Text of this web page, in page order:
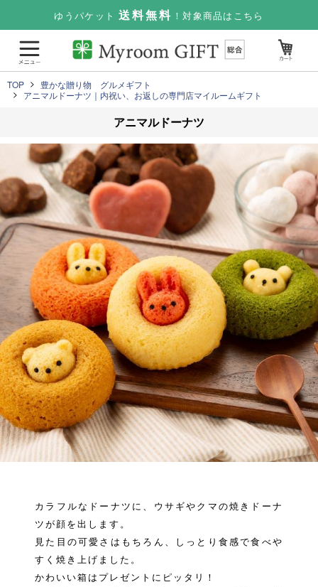
ゆうパケット 送料無料 ！対象商品はこちら
TOP
豊かな贈り物 グルメギフト
アニマルドーナツ｜内祝い、お返しの専門店マイルームギフト
アニマルドーナツ
カラフルなドーナツに、ウサギやクマの焼きドーナ
ツが顔を出します。
見た目の可愛さはもちろん、しっとり食感で食べや
すく焼き上げました。
かわいい箱はプレゼントにピッタリ！